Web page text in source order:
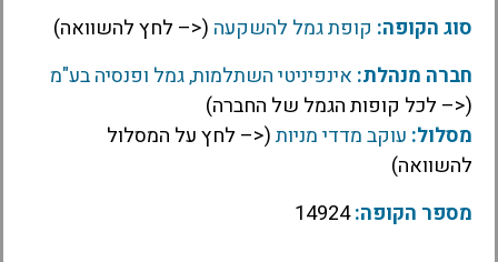
סוג הקופה: קופת גמל להשקעה (<– לחץ להשוואה)
חברה מנהלת: אינפיניטי השתלמות, גמל ופנסיה בע"מ
(<– לכל קופות הגמל של החברה)
מסלול: עוקב מדדי מניות(<– לחץ על המסלול
להשוואה)
מספר הקופה:14924